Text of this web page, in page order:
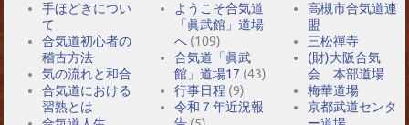
手ほどきについ
て
合気道初心者の
稽古方法
気の流れと和合
合気道における
習熟とは
ようこそ合気道
「眞武館」道場
へ (109)
合気道「眞武
館」道場17 (43)
行事日程 (9)
令和７年近況報
高槻市合気道連
盟
三松禪寺
(財)大阪合気
会 本部道場
梅華道場
京都武道センタ